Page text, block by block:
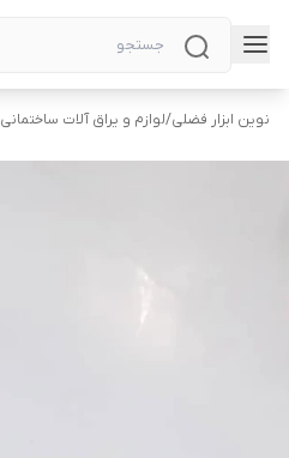
نوین ابزار فضلی/لوازم و یراق آلات ساختمانی